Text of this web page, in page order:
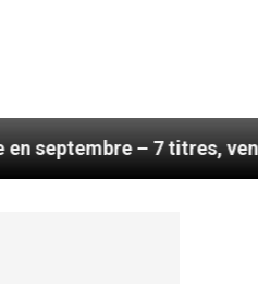
titres, vendredi 7 août